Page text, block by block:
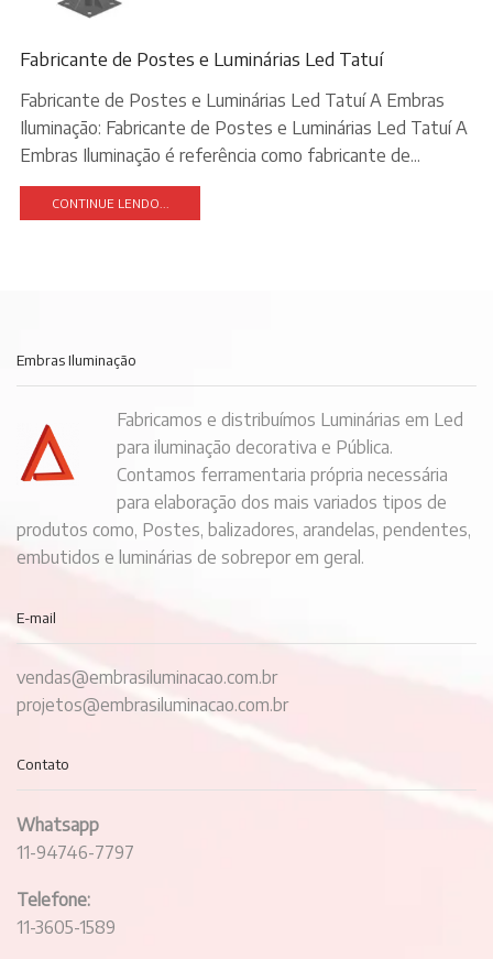
Fabricante de Postes e Luminárias Led Tatuí
Fabricante de Postes e Luminárias Led Tatuí A Embras
Iluminação: Fabricante de Postes e Luminárias Led Tatuí A
Embras Iluminação é referência como fabricante de...
CONTINUE LENDO...
Embras Iluminação
Fabricamos e distribuímos Luminárias em Led
para iluminação decorativa e Pública.
Contamos ferramentaria própria necessária
para elaboração dos mais variados tipos de
produtos como, Postes, balizadores, arandelas, pendentes,
embutidos e luminárias de sobrepor em geral.
E-mail
vendas@embrasiluminacao.com.br
projetos@embrasiluminacao.com.br
Contato
Whatsapp
11-94746-7797
Telefone:
11-3605-1589